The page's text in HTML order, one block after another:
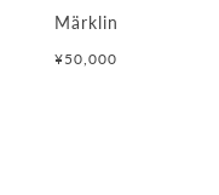
Märklin
¥50,000